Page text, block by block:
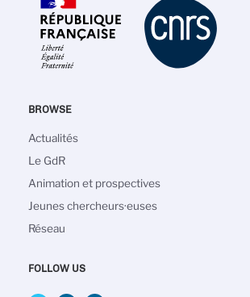
BROWSE
Main
navigation
Actualités
Le GdR
Animation et prospectives
Jeunes chercheurs·euses
Réseau
FOLLOW US